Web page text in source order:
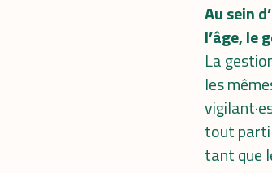
Au sein
l’âge, le
La
les
tout parti
tant que